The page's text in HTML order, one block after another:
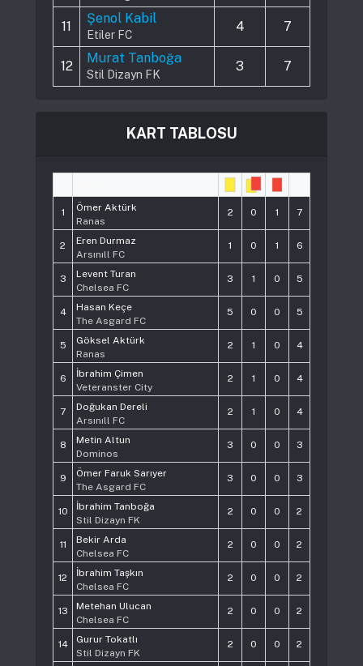
11
Şenol Kabil
Etiler FC
4 7
12
Murat Tanboğa
Stil Dizayn FK
3 7
KART TABLOSU
1
Ömer Aktürk
Ranas
2 0 1 7
2
Eren Durmaz
Arsınıll FC
1 0 1 6
3
Levent Turan
Chelsea FC
3 1 0 5
4
Hasan Keçe
The Asgard FC
5 0 0 5
5
Göksel Aktürk
Ranas
2 1 0 4
6
İbrahim Çimen
Veteranster City
2 1 0 4
7
Doğukan Dereli
Arsınıll FC
2 1 0 4
8
Metin Altun
Dominos
3 0 0 3
9
Ömer Faruk Sarıyer
The Asgard FC
3 0 0 3
10
İbrahim Tanboğa
Stil Dizayn FK
2 0 0 2
11
Bekir Arda
Chelsea FC
2 0 0 2
12
İbrahim Taşkın
Chelsea FC
2 0 0 2
13
Metehan Ulucan
Chelsea FC
2 0 0 2
14
Gurur Tokatlı
Stil Dizayn FK
2 0 0 2